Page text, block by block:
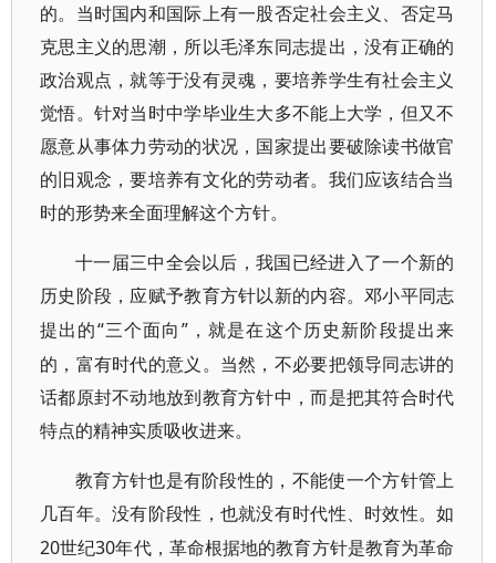
的。当时国内和国际上有一股否定社会主义、否定马
克思主义的思潮，所以毛泽东同志提出，没有正确的
政治观点，就等于没有灵魂，要培养学生有社会主义
觉悟。针对当时中学毕业生大多不能上大学，但又不
愿意从事体力劳动的状况，国家提出要破除读书做官
的旧观念，要培养有文化的劳动者。我们应该结合当
时的形势来全面理解这个方针。
十一届三中全会以后，我国已经进入了一个新的
历史阶段，应赋予教育方针以新的内容。邓小平同志
提出的“三个面向”，就是在这个历史新阶段提出来
的，富有时代的意义。当然，不必要把领导同志讲的
话都原封不动地放到教育方针中，而是把其符合时代
特点的精神实质吸收进来。
教育方针也是有阶段性的，不能使一个方针管上
几百年。没有阶段性，也就没有时代性、时效性。如
20世纪30年代，革命根据地的教育方针是教育为革命